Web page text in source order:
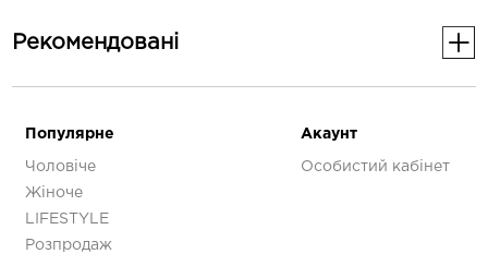
Колір
Рекомендованi
Популярне
Чоловіче
Жіноче
LIFESTYLE
Розпродаж
Акаунт
Особистий кабінет